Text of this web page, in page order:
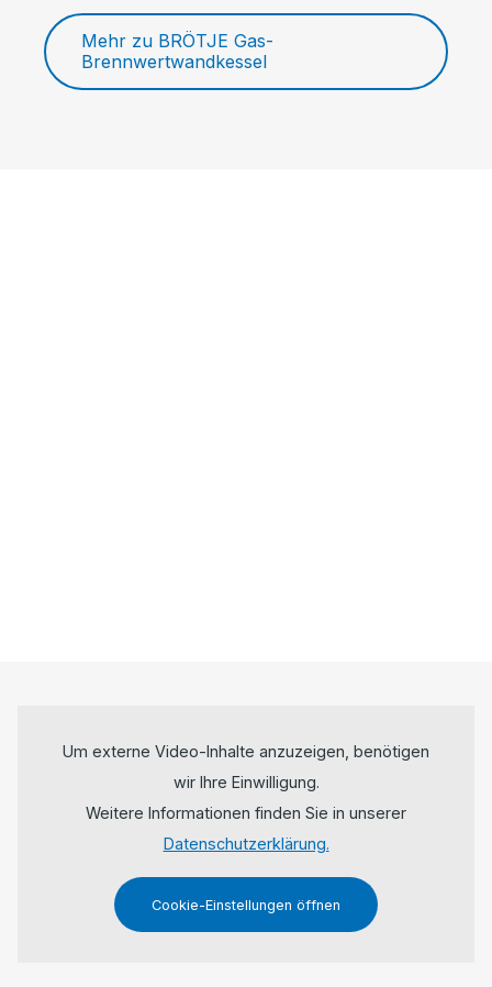
Mehr zu BRÖTJE Gas-
Brennwertwandkessel
Um externe Video-Inhalte anzuzeigen, benötigen
wir Ihre Einwilligung.
Weitere Informationen finden Sie in unserer
Datenschutzerklärung.
Cookie-Einstellungen öffnen